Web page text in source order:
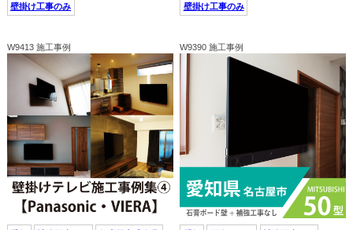
壁掛け工事のみ 壁掛け工事のみ
W9413 施工事例 W9390 施工事例